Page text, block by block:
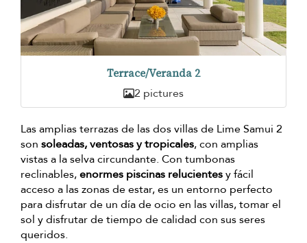
Terrace/Veranda 2
2 pictures
Las amplias terrazas de las dos villas de Lime Samui 2
son soleadas, ventosas y tropicales, con amplias
vistas a la selva circundante. Con tumbonas
reclinables,enormes piscinas relucientesy fácil
acceso a las zonas de estar, es un entorno perfecto
para disfrutar de un día de ocio en las villas, tomar el
sol y disfrutar de tiempo de calidad con sus seres
queridos.